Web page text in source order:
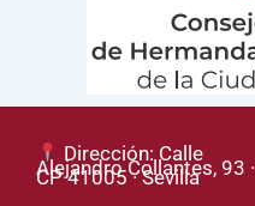
Dirección: Calle
Alejandro Collantes, 93 ·
CP 41005 · Sevilla